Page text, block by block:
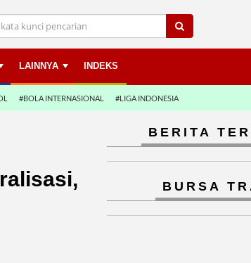
LAINNYA INDEKS
#BOLA INTERNASIONAL #LIGA INDONESIA
BERITA
BURSA